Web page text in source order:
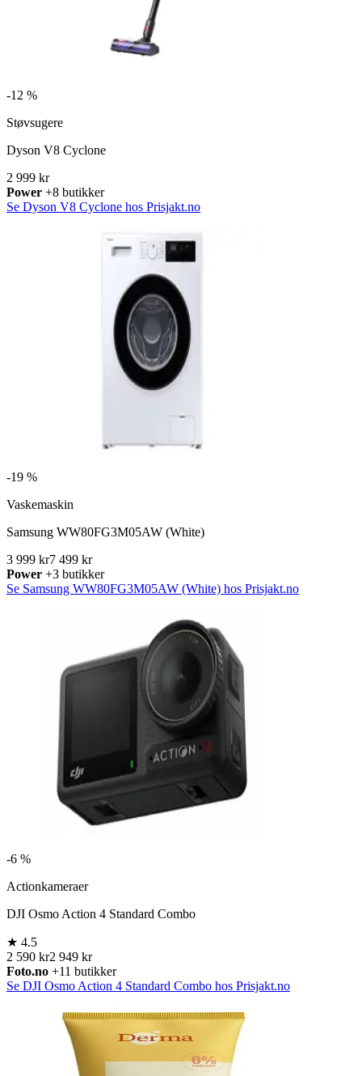
-12 %
Støvsugere
Dyson V8 Cyclone
2 999 kr
Power +8 butikker
Se Dyson V8 Cyclone hos Prisjakt.no
-19 %
Vaskemaskin
Samsung WW80FG3M05AW (White)
3 999 kr7 499 kr
Power +3 butikker
Se Samsung WW80FG3M05AW (White) hos Prisjakt.no
-6 %
Actionkameraer
DJI Osmo Action 4 Standard Combo
★ 4.5
2 590 kr2 949 kr
Foto.no +11 butikker
Se DJI Osmo Action 4 Standard Combo hos Prisjakt.no